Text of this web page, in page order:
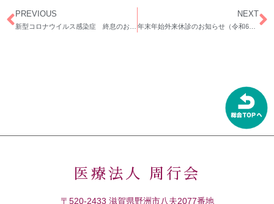
PREVIOUS NEXT
年末年始外来休診のお知らせ（令和6年12月～令和7年1月）
医療法人 周行会
〒520-2433 滋賀県野洲市八夫2077番地